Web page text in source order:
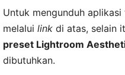
Untuk mengunduh
melalui link di atas, selain
preset Lightroom
dibutuhkan.